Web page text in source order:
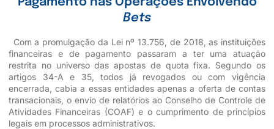
Bets
Com a promulgação da Lei nº 13.756, de 2018, as instituições
financeiras e de pagamento passaram a ter uma atuação
restrita no universo das apostas de quota fixa. Segundo os
artigos 34-A e 35, todos já revogados ou com vigência
encerrada, cabia a essas entidades apenas a oferta de contas
transacionais, o envio de relatórios ao Conselho de Controle de
Atividades Financeiras (COAF) e o cumprimento de princípios
legais em processos administrativos.